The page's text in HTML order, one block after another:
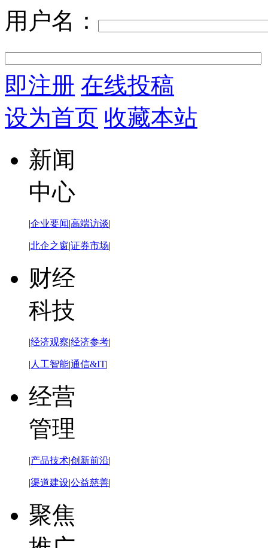
用户名：
即注册 在线投稿
设为首页 收藏本站
新闻
中心
|企业要闻|高端访谈|
|北企之窗|证券市场|
财经
科技
|经济观察|经济参考|
| 人工智能|通信&IT|
经营
管理
|产品技术|创新前沿|
|渠道建设|公益慈善|
聚焦